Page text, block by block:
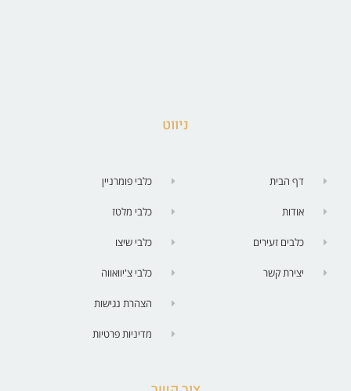
ניווט
דף הבית
אודות
כלבים זעירים
יצירת קשר
כלבי פומרניין
כלבי מלטז
כלבי שיצו
כלבי צ'יוואווה
הצהרת נגישות
מדיניות פרטיות